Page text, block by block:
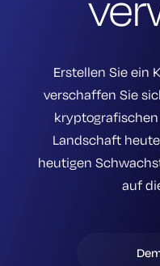
Erstellen Sie ein
verschaffen Sie
Landschaft
heutigen
auf